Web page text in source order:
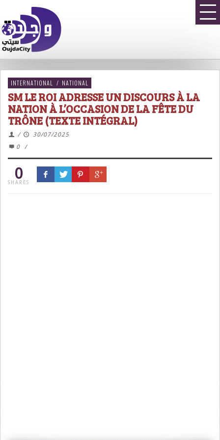
INTERNATIONAL / NATIONAL
SM LE ROI ADRESSE UN DISCOURS À LA
NATION À L’OCCASION DE LA FÊTE DU
TRÔNE (TEXTE INTÉGRAL)
/
30/07/2025
0
/
0
SHARES